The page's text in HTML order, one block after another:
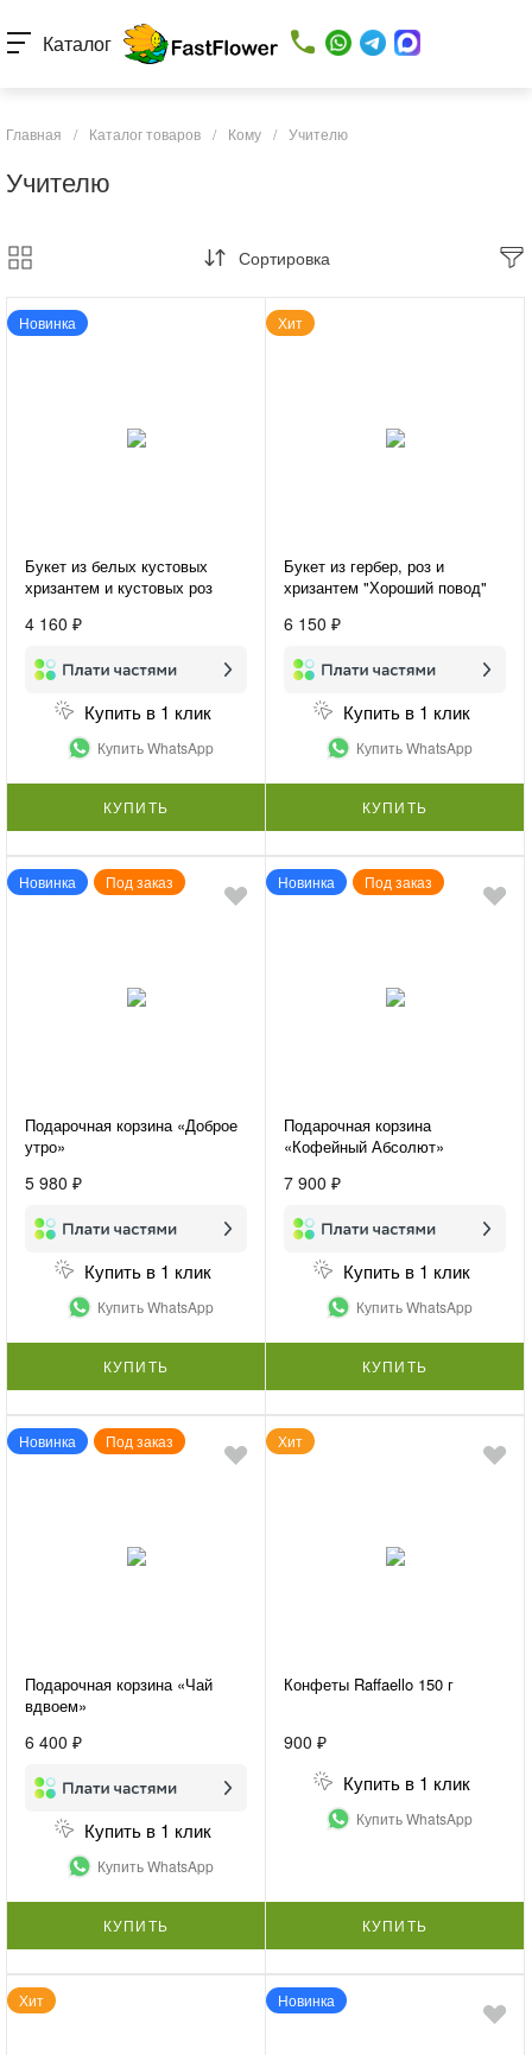
Каталог
Главная / Каталог товаров / Кому / Учителю
Учителю
Сортировка
Новинка
Букет из белых кустовых
хризантем и кустовых роз
4 160 ₽
Купить в 1 клик
Купить WhatsApp
КУПИТЬ
Хит
Букет из гербер, роз и
хризантем "Хороший повод"
6 150 ₽
Купить в 1 клик
Купить WhatsApp
КУПИТЬ
Новинка Под заказ
Подарочная корзина «Доброе
утро»
5 980 ₽
Купить в 1 клик
Купить WhatsApp
КУПИТЬ
Новинка Под заказ
Подарочная корзина
«Кофейный Абсолют»
7 900 ₽
Купить в 1 клик
Купить WhatsApp
КУПИТЬ
Новинка Под заказ
Подарочная корзина «Чай
вдвоем»
6 400 ₽
Купить в 1 клик
Купить WhatsApp
КУПИТЬ
Хит
Конфеты Raffaello 150 г
900 ₽
Купить в 1 клик
Купить WhatsApp
КУПИТЬ
Хит Новинка